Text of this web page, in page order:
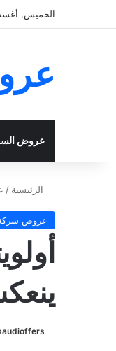
الخميس, أغسطس
عروض
الرئيسية /
عروض